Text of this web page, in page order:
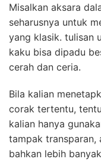
Misalkan aksara
seharusnya untuk
yang klasik. tulisan
kaku bisa dipadu
cerah dan ceria.
Bila kalian
corak tertentu,
kalian hanya
tampak transparan,
bahkan lebih